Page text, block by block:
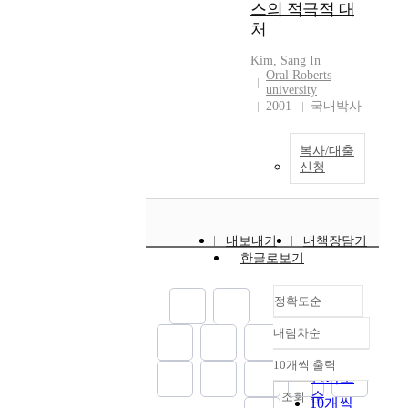
Baptism in the Holy
Spirit was enhanced.
Also the hypotheses
were supported. All
rights on this project
are reserved by the
author and nothing
herein is to be used for
publication without
the express agreement
of the author or the
Missions at Oral
Roberts University.
were also better
developed.
Additionally, those
who received the
training created a
successful church life
and began to help
other couples by
assisting their pastor.
The researcher found
that most of the
their conflicts through
this training. All rights
reserved by the author
to be used for
publication without
the express agreement
of the author or the
Dean of the school of
스의 적극적 대
처
Kim, Sang In
Oral Roberts
university
2001
국내박사
복사/대출
신청
내보내기
내책장담기
한글로보기
정확도순
정확도
순
인기도
순
내림차순
내림차순
10개씩 출력
10개씩
조회